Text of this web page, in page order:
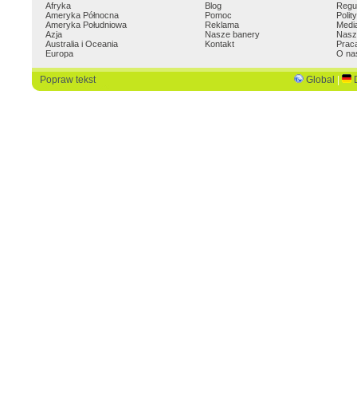
Afryka
Ameryka Północna
Ameryka Południowa
Azja
Australia i Oceania
Europa
Blog
Pomoc
Reklama
Nasze banery
Kontakt
O
Popraw tekst Global